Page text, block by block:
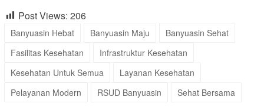
Post Views: 206
Banyuasin Hebat Banyuasin Maju
Banyuasin Sehat
Fasilitas Kesehatan
Infrastruktur Kesehatan
Kesehatan Untuk Semua
Layanan Kesehatan
Pelayanan Modern
RSUD Banyuasin Sehat Bersama